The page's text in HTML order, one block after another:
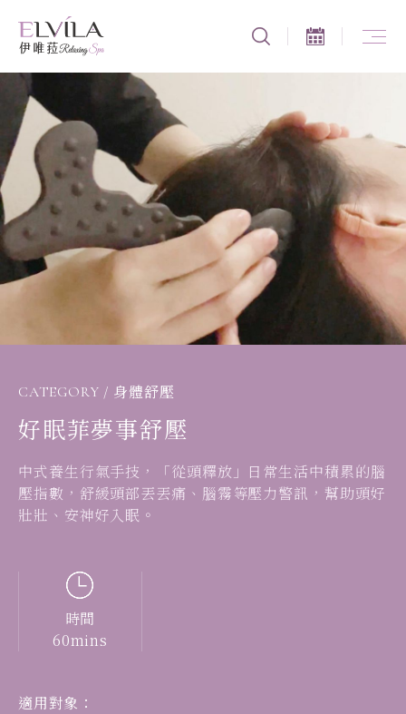
CATEGORY / 身體舒壓
好眠菲夢事舒壓
中式養生行氣手技，「從頭釋放」日常生活中積累的腦
壓指數，舒緩頭部丟丟痛、腦霧等壓力警訊，幫助頭好
壯壯、安神好入眠。
時間
60mins
適用對象：